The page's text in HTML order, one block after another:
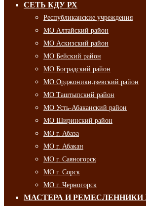
СЕТЬ КДУ РХ
Республиканские учреждения
МО Алтайский район
МО Аскизский район
МО Бейский район
МО Боградский район
МО Орджоникидзевский район
МО Таштыпский район
МО Усть-Абаканский район
МО Ширинский район
МО г. Абаза
МО г. Абакан
МО г. Саяногорск
МО г. Сорск
МО г. Черногорск
МАСТЕРА И РЕМЕСЛЕННИКИ